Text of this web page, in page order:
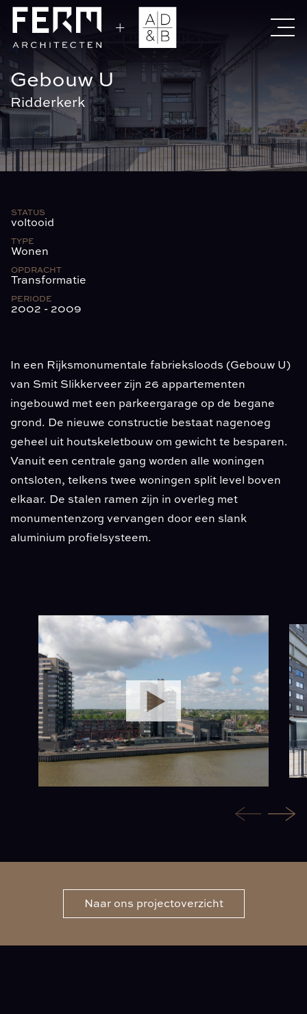
Gebouw U
Ridderkerk
STATUS
voltooid
TYPE
Wonen
OPDRACHT
Transformatie
PERIODE
2002 - 2009
In een Rijksmonumentale fabrieksloods (Gebouw U)
van Smit Slikkerveer zijn 26 appartementen
ingebouwd met een parkeergarage op de begane
grond. De nieuwe constructie bestaat nagenoeg
geheel uit houtskeletbouw om gewicht te besparen.
Vanuit een centrale gang worden alle woningen
ontsloten, telkens twee woningen split level boven
elkaar. De stalen ramen zijn in overleg met
monumentenzorg vervangen door een slank
aluminium profielsysteem.
Naar ons projectoverzicht